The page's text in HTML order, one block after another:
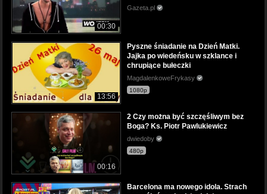
00:30
Gazeta.pl
13:56
Pyszne śniadanie na Dzień Matki.
Jajka po wiedeńsku w szklance i
chrupiące bułeczki
MagdalenkoweFrykasy
1080p
00:16
2 Czy można być szczęśliwym bez
Boga? Ks. Piotr Pawlukiewicz
dwiedoby
480p
Barcelona ma nowego idola. Strach